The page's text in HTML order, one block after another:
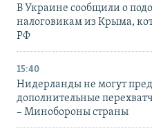
В Украине сообщили о
налоговикам из Крыма,
РФ
15:40
Нидерланды не могут
дополнительные
– Минобороны страны